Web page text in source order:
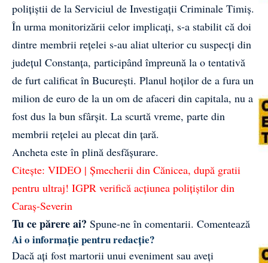
polițiștii de la Serviciul de Investigații Criminale Timiș.
În urma monitorizării celor implicați, s-a stabilit că doi
dintre membrii rețelei s-au aliat ulterior cu suspecți din
județul Constanța, participând împreună la o tentativă
de furt calificat în București. Planul hoților de a fura un
milion de euro de la un om de afaceri din capitala, nu a
fost dus la bun sfârșit. La scurtă vreme, parte din
membrii rețelei au plecat din țară.
Ancheta este în plină desfășurare.
Citește: VIDEO | Șmecherii din Cănicea, după gratii
pentru ultraj! IGPR verifică acțiunea polițiștilor din
Caraș-Severin
Tu ce părere ai? Spune-ne în comentarii. Comentează
Ai o informație pentru redacție?
Dacă ați fost martorii unui eveniment sau aveți